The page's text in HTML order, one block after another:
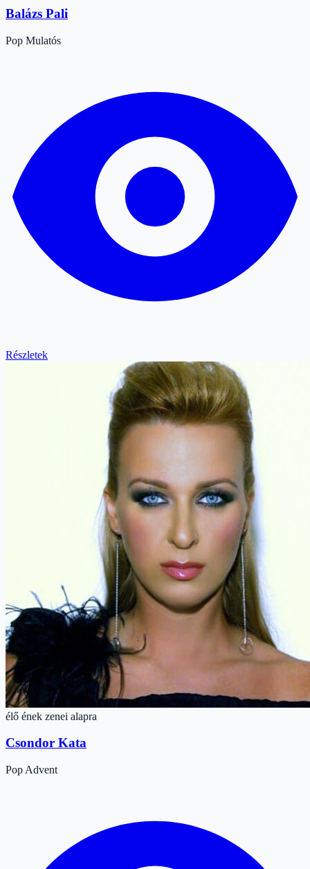
Balázs Pali
Pop Mulatós
Részletek
élő ének zenei alapra
Csondor Kata
Pop Advent